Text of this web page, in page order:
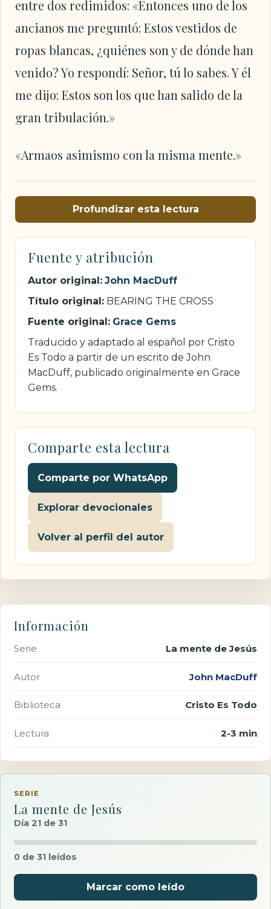
entre dos redimidos: «Entonces uno de los
ancianos me preguntó: Estos vestidos de
ropas blancas, ¿quiénes son y de dónde han
venido? Yo respondí: Señor, tú lo sabes. Y él
me dijo: Estos son los que han salido de la
gran tribulación.»
«Armaos asimismo con la misma mente.»
Profundizar esta lectura
Fuente y atribución
Autor original: John MacDuff
Título original: BEARING THE CROSS
Fuente original: Grace Gems
Traducido y adaptado al español por Cristo
Es Todo a partir de un escrito de John
MacDuff, publicado originalmente en Grace
Gems.
Comparte esta lectura
Comparte por WhatsApp
Explorar devocionales
Volver al perfil del autor
Información
Serie La mente de Jesús
Autor John MacDuff
Biblioteca Cristo Es Todo
Lectura 2-3 min
SERIE
La mente de Jesús
Día 21 de 31
0 de 31 leídos
Marcar como leído